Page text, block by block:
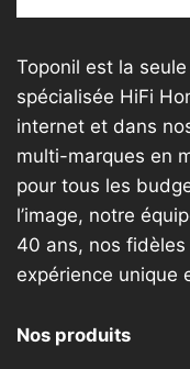
Toponil est la
spécialisée HiFi
internet et dans
multi-marques en
pour tous les
l’image, notre
40 ans, nos fidèles
expérience unique
Nos produits